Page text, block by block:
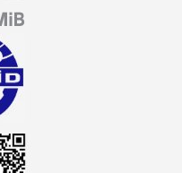
koşulsuz destek sunan
konusunda
üstünde olacaktır.